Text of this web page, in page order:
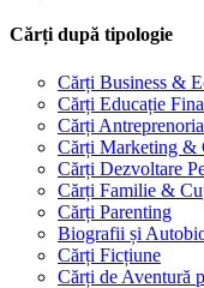
Cărți după tipologie
Cărți Business &
Cărți Educație
Cărți
Cărți Marketing &
Cărți Dezvoltare
Cărți Familie &
Cărți Parenting
Biografii și
Cărți Ficțiune
Cărți de Aventură